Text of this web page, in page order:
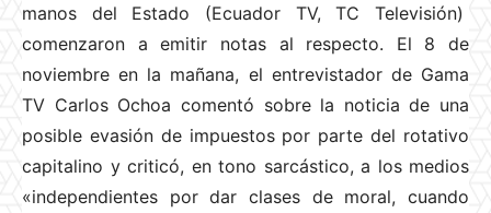
manos del Estado (Ecuador TV, TC Televisión)
comenzaron a emitir notas al respecto. El 8 de
noviembre en la mañana, el entrevistador de Gama
TV Carlos Ochoa comentó sobre la noticia de una
posible evasión de impuestos por parte del rotativo
capitalino y criticó, en tono sarcástico, a los medios
«independientes por dar clases de moral, cuando